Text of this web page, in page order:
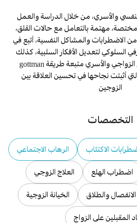
والأسري، من خلال الدراسة والعمل
مهتمة بالتعامل مع حالات القلق،
من الاضطرابات والمشاكل النفسية، أتبع في
السلوكي لتعديل الأفكار السلبية، كذلك
خبرة واسعة في العلاج الزواجي والأسري متبعة طريقة gottman
أثبتت نجاحها في تحسين العلاقة بين
الزوجين
التخصصات
الاكتئاب الرهاب الاجتماعي
اضطراب الهلع العلاج الزوجي
الانفصال والطلاق الخيانة الزوجية
المقبلين على الزواج